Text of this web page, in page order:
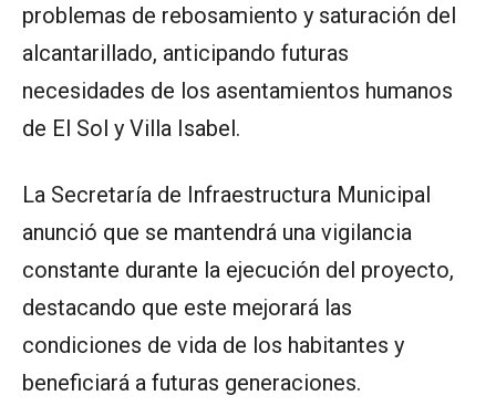
problemas de rebosamiento y saturación del
alcantarillado, anticipando futuras
necesidades de los asentamientos humanos
de El Sol y Villa Isabel.
La Secretaría de Infraestructura Municipal
anunció que se mantendrá una vigilancia
constante durante la ejecución del proyecto,
destacando que este mejorará las
condiciones de vida de los habitantes y
beneficiará a futuras generaciones.